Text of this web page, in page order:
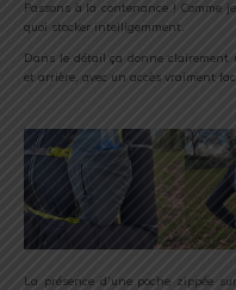
Passons à la contenance ! Comme
quoi stocker intelligemment.
Dans le détail ça donne clairement
et arrière, avec un accès vraiment
La présence d’une poche zippée